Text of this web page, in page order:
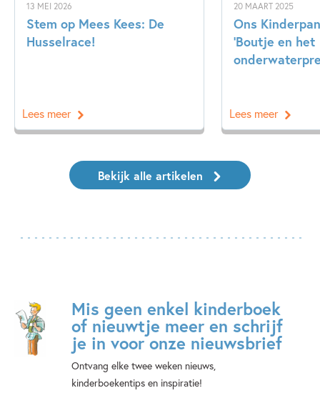
13 MEI 2026
Stem op Mees Kees: De
Husselrace!
Lees meer
20 MAART 2025
Ons
‘Boutje en het
Lees meer
Bekijk alle artikelen
Mis geen enkel kinderboek
of nieuwtje meer en schrijf
je in voor onze nieuwsbrief
Ontvang elke twee weken nieuws,
kinderboekentips en inspiratie!